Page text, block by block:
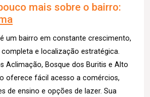
mais sobre o bairro:
um bairro em constante crescimento,
e localização estratégica.
Aclimação, Bosque dos Buritis e Alto
oferece fácil acesso a comércios,
de ensino e opções de lazer. Sua